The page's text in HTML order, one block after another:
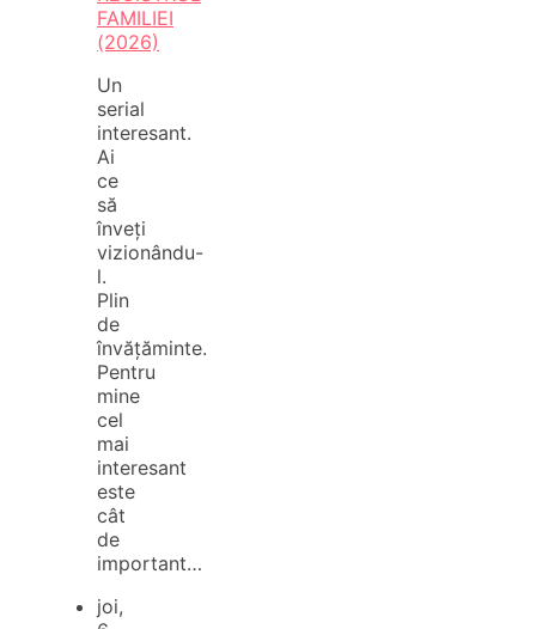
FAMILIEI
(2026)
Un
serial
interesant.
Ai
ce
să
înveți
vizionându-
l.
Plin
de
învățăminte.
Pentru
mine
cel
mai
interesant
este
cât
de
important…
joi,